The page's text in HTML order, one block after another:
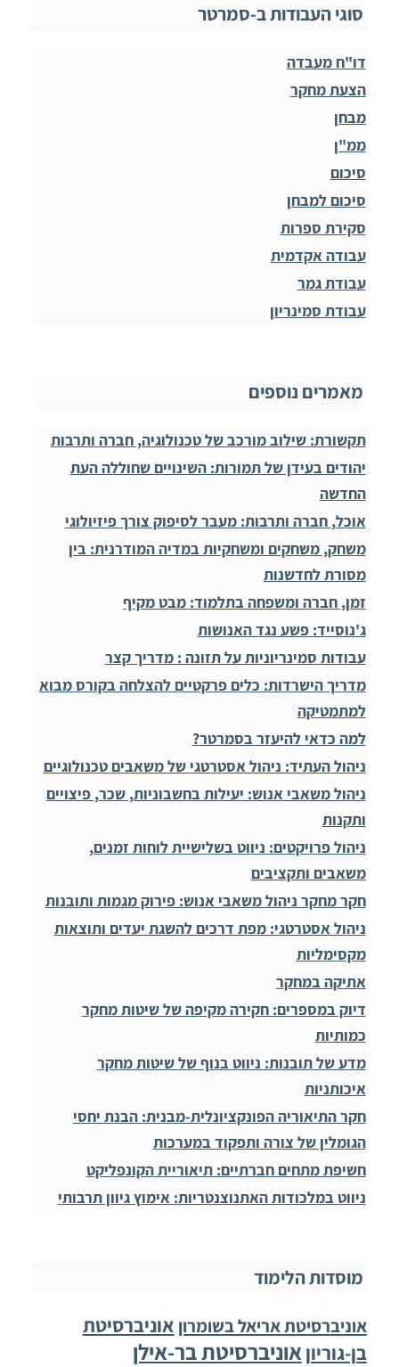
סוגי העבודות ב-סמרטר
דו"ח מעבדה
הצעת מחקר
מבחן
ממ"ן
סיכום
סיכום למבחן
סקירת ספרות
עבודה אקדמית
עבודת גמר
עבודת סמינריון
מאמרים נוספים
תקשורת: שילוב מורכב של טכנולוגיה, חברה ותרבות
יהודים בעידן של תמורות: השינויים שחוללה העת
החדשה
אוכל, חברה ותרבות: מעבר לסיפוק צורך פיזיולוגי
משחק, משחקים ומשחקיות במדיה המודרנית: בין
מסורת לחדשנות
זמן, חברה ומשפחה בתלמוד: מבט מקיף
ג'נוסייד: פשע נגד האנושות
עבודות סמינריוניות על תזונה : מדריך קצר
מדריך הישרדות: כלים פרקטיים להצלחה בקורס מבוא
למתמטיקה
למה כדאי להיעזר בסמרטר?
ניהול העתיד: ניהול אסטרטגי של משאבים טכנולוגיים
ניהול משאבי אנוש: יעילות בחשבוניות, שכר, פיצויים
ותקנות
ניהול פרויקטים: ניווט בשלישיית לוחות זמנים,
משאבים ותקציבים
חקר מחקר ניהול משאבי אנוש: פירוק מגמות ותובנות
ניהול אסטרטגי: מפת דרכים להשגת יעדים ותוצאות
מקסימליות
אתיקה במחקר
דיוק במספרים: חקירה מקיפה של שיטות מחקר
כמותיות
מדע של תובנות: ניווט בנוף של שיטות מחקר
איכותניות
חקר התיאוריה הפונקציונלית-מבנית: הבנת יחסי
הגומלין של צורה ותפקוד במערכות
חשיפת מתחים חברתיים: תיאוריית הקונפליקט
ניווט במלכודות האתנוצנטריות: אימוץ גיוון תרבותי
מוסדות הלימוד
אוניברסיטת אריאל בשומרון אוניברסיטת
בן-גוריוןאוניברסיטת בר-אילן